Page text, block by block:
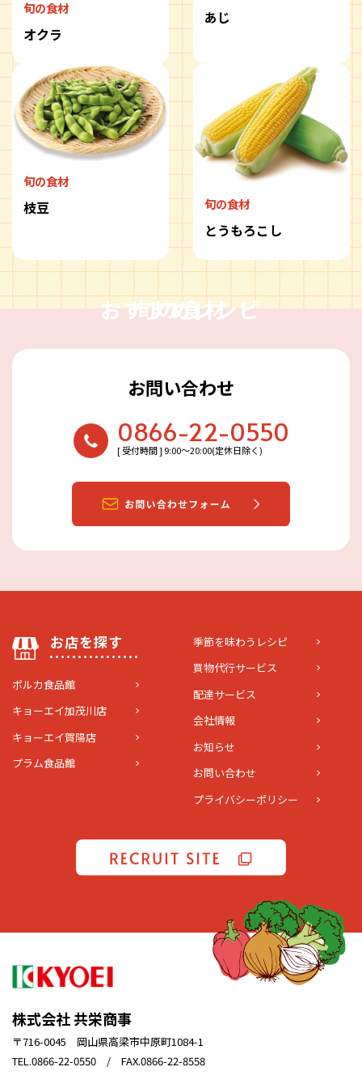
旬の食材
オクラ
あじ
旬の食材
枝豆 旬の食材
とうもろこし
おすすめレシピ
旬の食材
お問い合わせ
0866-22-0550
[ 受付時間 ] 9:00〜20:00(定休日除く)
お店を探す
ポルカ食品館
キョーエイ加茂川店
キョーエイ賀陽店
プラム食品館
季節を味わうレシピ
買物代行サービス
配達サービス
会社情報
お知らせ
お問い合わせ
プライバシーポリシー
株式会社 共栄商事
〒716-0045 岡山県高梁市中原町1084-1
TEL.0866-22-0550 / FAX.0866-22-8558